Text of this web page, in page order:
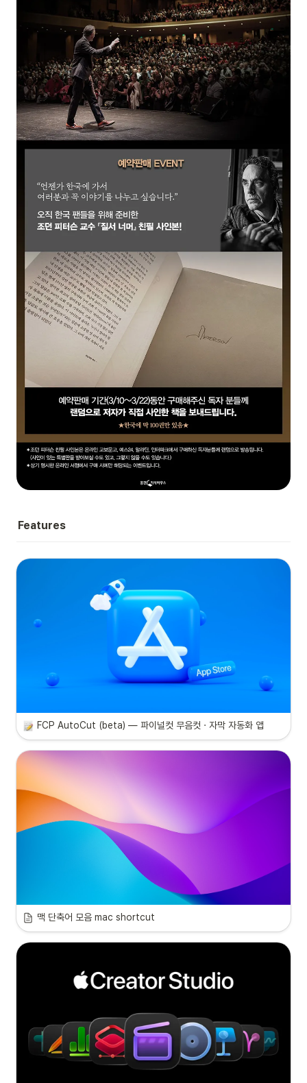
Features
FCP AutoCut (beta) — 파이널컷 무음컷 · 자막 자동화 앱
맥 단축어 모음 mac shortcut